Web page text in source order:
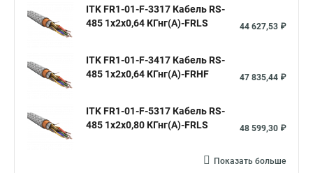
ITK FR1-01-F-3317 Кабель RS-
485 1х2х0,64 КГнг(А)-FRLS
44 627,53 ₽
ITK FR1-01-F-3417 Кабель RS-
485 1х2х0,64 КГнг(А)-FRHF
47 835,44 ₽
ITK FR1-01-F-5317 Кабель RS-
485 1х2х0,80 КГнг(А)-FRLS
48 599,30 ₽
Показать больше